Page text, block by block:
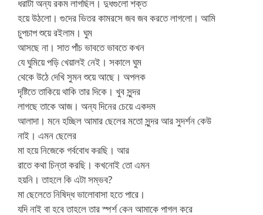
ধরাটা অন্য রকম লাগছিল। দুধগুলো শক্ত
হয়ে উঠলো। গুদের ভিতর কামরসে জব জব করতে লাগলো। আমি
চুপচাপ শুয়ে রইলাম। ঘুম
আসছে না। সাত পাঁচ ভাবতে ভাবতে কখন
যে ঘুমিয়ে পড়ি খেয়ালই নেই। সকালে ঘুম
থেকে উঠে দেখি সুমন শুয়ে আছে। অপলক
দৃষ্টিতে তাকিয়ে থাকি তার দিকে। খুব সুন্দর
লাগছে তাকে আজ। অন্য দিনের চেয়ে একদম
আলাদা। মনে হচ্ছিল আমার ছেলের মতো সুন্দর আর সুদর্শন কেউ
নাই। এমন ছেলের
মা হয়ে নিজেকে গর্ববোধ করছি। আর
রাতে কথা চিন্তা করছি। কখনোই তো এমন
হয়নি। তাহলে কি এটা সম্ভব?
মা ছেলেতে নিষিদ্ধ ভালোবাসা হতে পারে।
যদি নাই বা হবে তাহলে তার স্পর্শ কেন আমাকে পাগল করে